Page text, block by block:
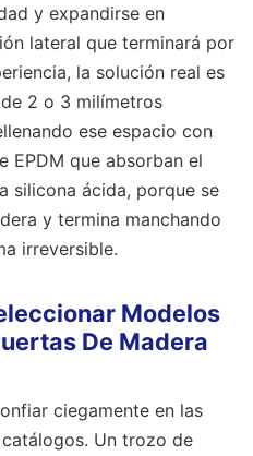
y expandirse en
lateral que terminará por
la solución real es
2 o 3 milímetros
ese espacio con
EPDM que absorban el
silicona ácida, porque se
y termina manchando
irreversible.
Modelos
De Madera
ciegamente en las
Un trozo de